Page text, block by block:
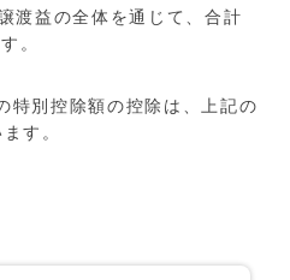
渡益の全体を通じて、合計
。
特別控除額の控除は、上記の
す。